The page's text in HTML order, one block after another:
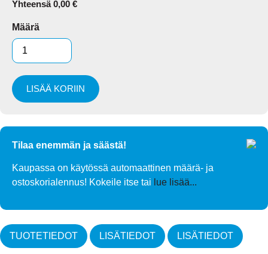
Yhteensä0,00 €
Määrä
LISÄÄ KORIIN
Tilaa enemmän ja säästä!
Kaupassa on käytössä automaattinen määrä- ja
ostoskorialennus! Kokeile itse tai lue lisää...
TUOTETIEDOT LISÄTIEDOT LISÄTIEDOT